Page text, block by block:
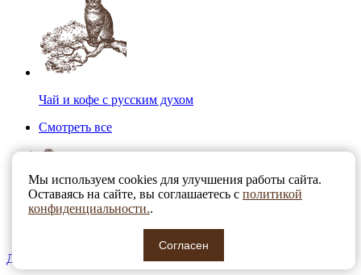
Чай и кофе с русским духом
Смотреть все
Для детей. Топ-10 вместо сока и газировки
Мы используем cookies для улучшения работы сайта.
Оставаясь на сайте, вы соглашаетесь с политикой
конфиденциальности..
Согласен